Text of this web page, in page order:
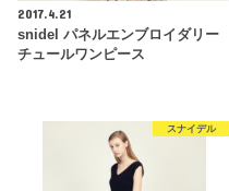
2017.4.21
snidel パネルエンブロイダリー
チュールワンピース
スナイデル